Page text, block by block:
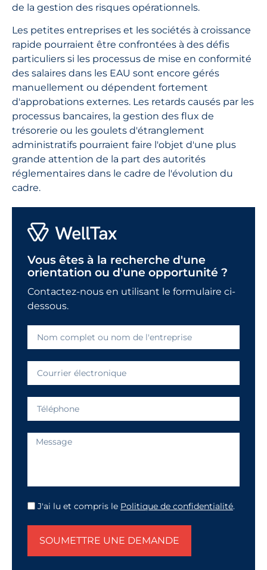
de la gestion des risques opérationnels.
Les petites entreprises et les sociétés à croissance
rapide pourraient être confrontées à des défis
particuliers si les processus de mise en conformité
des salaires dans les EAU sont encore gérés
manuellement ou dépendent fortement
d'approbations externes. Les retards causés par les
processus bancaires, la gestion des flux de
trésorerie ou les goulets d'étranglement
administratifs pourraient faire l'objet d'une plus
grande attention de la part des autorités
réglementaires dans le cadre de l'évolution du
cadre.
Vous êtes à la recherche d'une
orientation ou d'une opportunité ?
Contactez-nous en utilisant le formulaire ci-
dessous.
J'ai lu et compris le Politique de confidentialité.
SOUMETTRE UNE DEMANDE